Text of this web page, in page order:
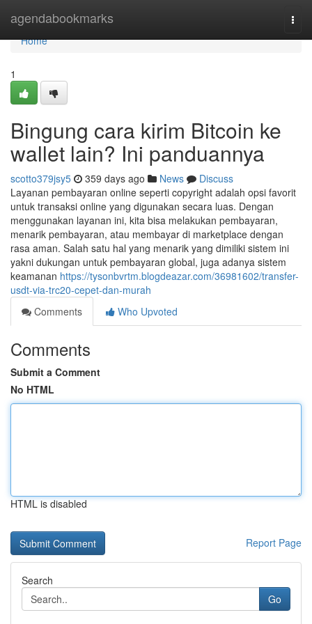
agendabookmarks
Home
Home
1
Bingung cara kirim Bitcoin ke
wallet lain? Ini panduannya
scotto379jsy5 359 days ago News
Discuss
Layanan pembayaran online seperti copyright adalah opsi favorit
untuk transaksi online yang digunakan secara luas. Dengan
menggunakan layanan ini, kita bisa melakukan pembayaran,
menarik pembayaran, atau membayar di marketplace dengan
rasa aman. Salah satu hal yang menarik yang dimiliki sistem ini
yakni dukungan untuk pembayaran global, juga adanya sistem
keamanan https://tysonbvrtm.blogdeazar.com/36981602/transfer-
usdt-via-trc20-cepet-dan-murah
Comments
Who Upvoted
Comments
Submit a Comment
No HTML
HTML is disabled
Report Page
Search
Go